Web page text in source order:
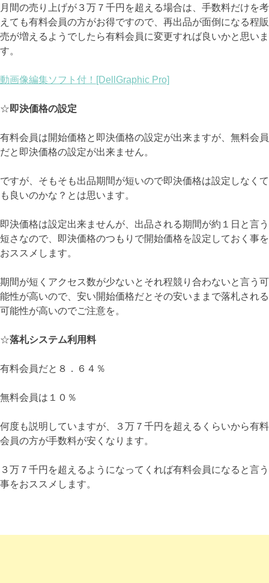
月間の売り上げが３万７千円を超える場合は、手数料だけを考
えても有料会員の方がお得ですので、再出品が面倒になる程販
売が増えるようでしたら有料会員に変更すれば良いかと思いま
す。
動画像編集ソフト付！[DellGraphic Pro]
☆ 即決価格の設定
有料会員は開始価格と即決価格の設定が出来ますが、無料会員
だと即決価格の設定が出来ません。
ですが、そもそも出品期間が短いので即決価格は設定しなくて
も良いのかな？とは思います。
即決価格は設定出来ませんが、出品される期間が約１日と言う
短さなので、即決価格のつもりで開始価格を設定しておく事を
おススメします。
期間が短くアクセス数が少ないとそれ程競り合わないと言う可
能性が高いので、安い開始価格だとその安いままで落札される
可能性が高いのでご注意を。
☆落札システム利用料
有料会員だと８．６４％
無料会員は１０％
何度も説明していますが、３万７千円を超えるくらいから有料
会員の方が手数料が安くなります。
３万７千円を超えるようになってくれば有料会員になると言う
事をおススメします。